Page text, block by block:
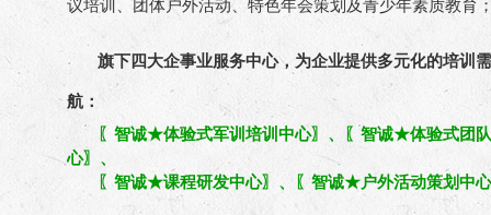
议培训、团体户外活动、特色年会策划及青少年素质教育
旗下四大企事业服务中心，为企业提供多元化的培训
航：
〖智诚★体验式军训培训中心〗、〖智诚★体验式团
心〗、
〖智诚★课程研发中心〗、〖智诚★户外活动策划中